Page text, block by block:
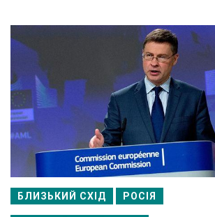
БЛИЗЬКИЙ СХІД РОСІЯ